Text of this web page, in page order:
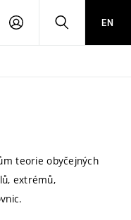
PŘIHLÁSIT HLEDATEN
teorie obyčejných
extrémů,